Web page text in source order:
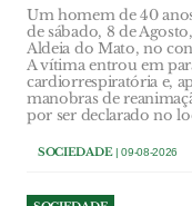
Um homem de 40
de sábado, 8 de
Aldeia do Mato, no
A vítima entrou em
cardiorrespiratória e,
manobras de
por ser declarado no
SOCIEDADE| 09-08-2026